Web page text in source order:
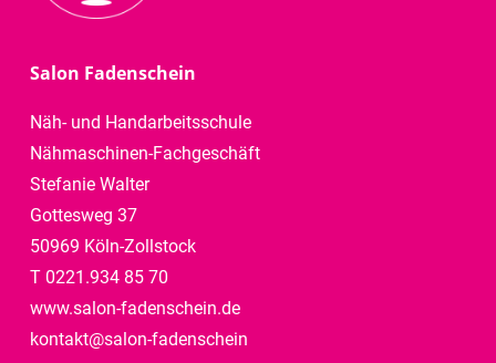
Salon Fadenschein
Näh- und Handarbeitsschule
Nähmaschinen-Fachgeschäft
Stefanie Walter
Gottesweg 37
50969 Köln-Zollstock
T 0221.934 85 70
www.salon-fadenschein.de
kontakt@salon-fadenschein